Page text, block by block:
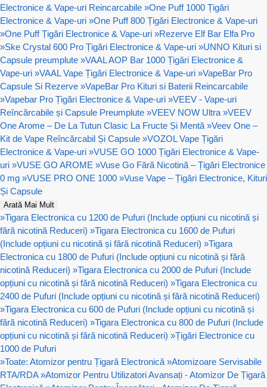
Electronice & Vape-uri Reincarcabile »One Puff 1000 Țigări
Electronice & Vape-uri »One Puff 800 Țigări Electronice & Vape-uri
»One Puff Țigări Electronice & Vape-uri »Rezerve Elf Bar Elfa Pro
»Ske Crystal 600 Pro Țigări Electronice & Vape-uri »UNNO Kituri si
Capsule preumplute »VAAL AOP Bar 1000 Țigări Electronice &
Vape-uri »VAAL Vape Țigări Electronice & Vape-uri »VapeBar Pro
Capsule Si Rezerve »VapeBar Pro Kituri si Baterii Reincarcabile
»Vapebar Pro Țigări Electronice & Vape-uri »VEEV - Vape-uri
Reîncărcabile și Capsule Preumplute »VEEV NOW Ultra »VEEV
One Arome – De La Tutun Clasic La Fructe Și Mentă »Veev One –
Kit de Vape Reîncărcabil Și Capsule »VOZOL Vape Țigări
Electronice & Vape-uri »VUSE GO 1000 Țigări Electronice & Vape-
uri »VUSE GO AROME »Vuse Go Fără Nicotină – Țigări Electronice
0 mg »VUSE PRO ONE 1000 »Vuse Vape – Țigări Electronice, Kituri
Și Capsule
Arată Mai Mult
»Tigara Electronica cu 1200 de Pufuri (Include opțiuni cu nicotină și
fără nicotină Reduceri) »Tigara Electronica cu 1600 de Pufuri
(Include opțiuni cu nicotină și fără nicotină Reduceri) »Tigara
Electronica cu 1800 de Pufuri (Include opțiuni cu nicotină și fără
nicotină Reduceri) »Tigara Electronica cu 2000 de Pufuri (Include
opțiuni cu nicotină și fără nicotină Reduceri) »Tigara Electronica cu
2400 de Pufuri (Include opțiuni cu nicotină și fără nicotină Reduceri)
»Tigara Electronica cu 600 de Pufuri (Include opțiuni cu nicotină și
fără nicotină Reduceri) »Tigara Electronica cu 800 de Pufuri (Include
opțiuni cu nicotină și fără nicotină Reduceri) »Țigări Electronice cu
1000 de Pufuri
»Toate: Atomizor pentru Țigară Electronică »Atomizoare Servisabile
RTA/RDA »Atomizor Pentru Utilizatori Avansați - Atomizor De Țigară